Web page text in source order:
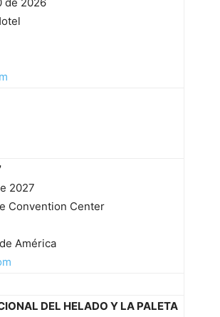
2027
Convention Center
América
DEL HELADO Y LA PALETA